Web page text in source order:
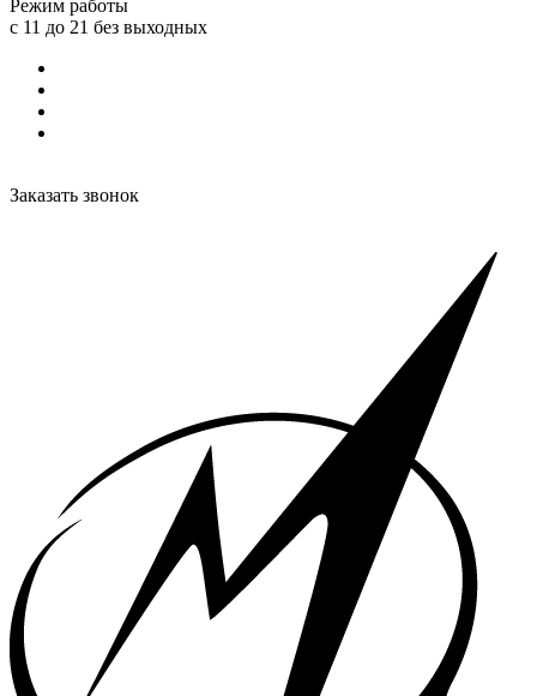
Режим работы
с 11 до 21 без выходных
Заказать звонок